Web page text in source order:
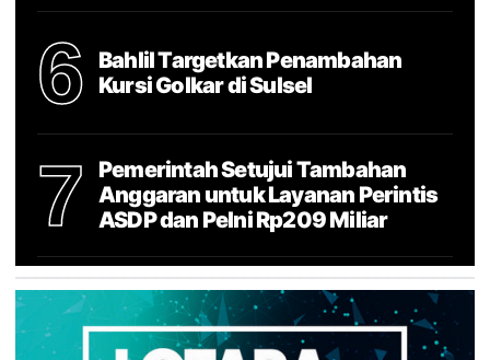
6
Bahlil Targetkan Penambahan
Kursi Golkar di Sulsel
7
Pemerintah Setujui Tambahan
Anggaran untuk Layanan Perintis
ASDP dan Pelni Rp209 Miliar